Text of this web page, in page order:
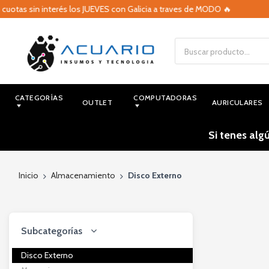
sin interés los JUEVES con Galicia a traves de MODO 🔥
CATEGORÍAS OUTLET COMPUTADORAS AURICULARES
Si tenes
Inicio Almacenamiento Disco Externo
Subcategorías
Disco Externo